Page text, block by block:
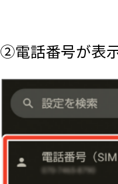
②電話番号が表